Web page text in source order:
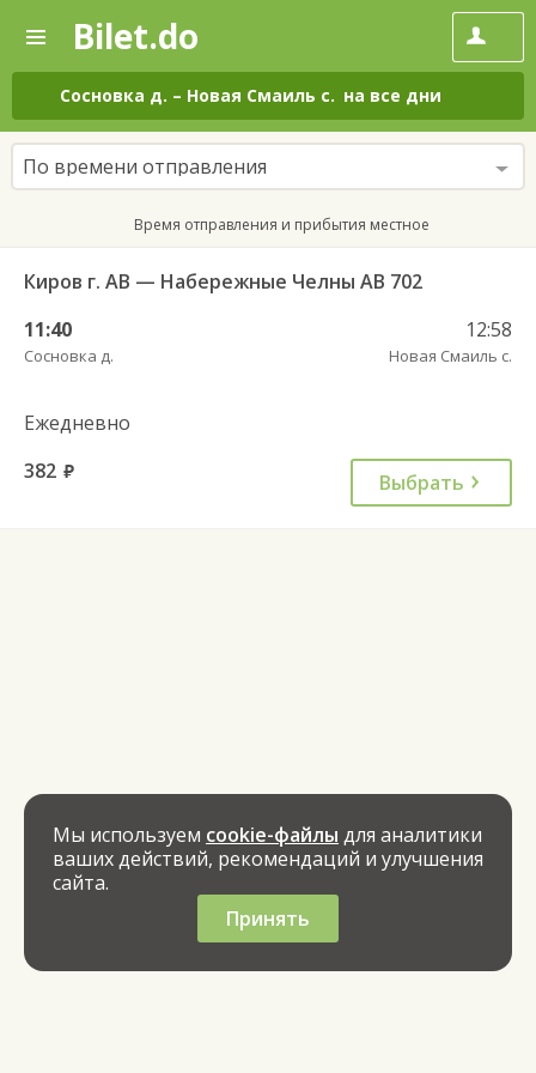
—
Поиск
и
покупка
билетов
на
автобус
онлайн
Bilet.do
Сосновка д. – Новая Смаиль с. на все дни
По времени отправления
Время отправления и прибытия местное
Киров г. АВ — Набережные Челны АВ 702
11:40
Сосновка д.
12:58
Новая Смаиль с.
Ежедневно
382 руб. Выбрать
Мы используем cookie-файлы для аналитики
ваших действий, рекомендаций и улучшения
сайта.
Принять